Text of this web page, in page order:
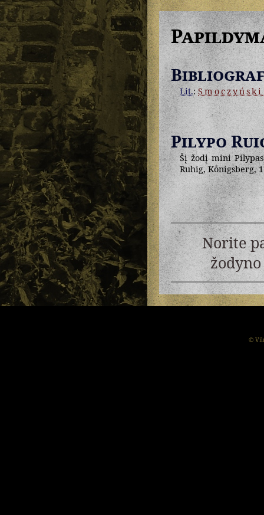
Lit.:Smoczyński
Pilypo
Šį žodį mini
Ruhig, Koͤnigsberg,
Norite
©